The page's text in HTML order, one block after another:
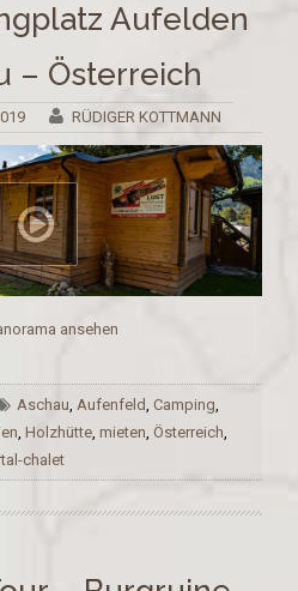
Aufelden
– Österreich
RÜDIGER KOTTMANN
ansehen
Aschau Aufenfeld Camping
Holzhütte mieten Österreich
chalet